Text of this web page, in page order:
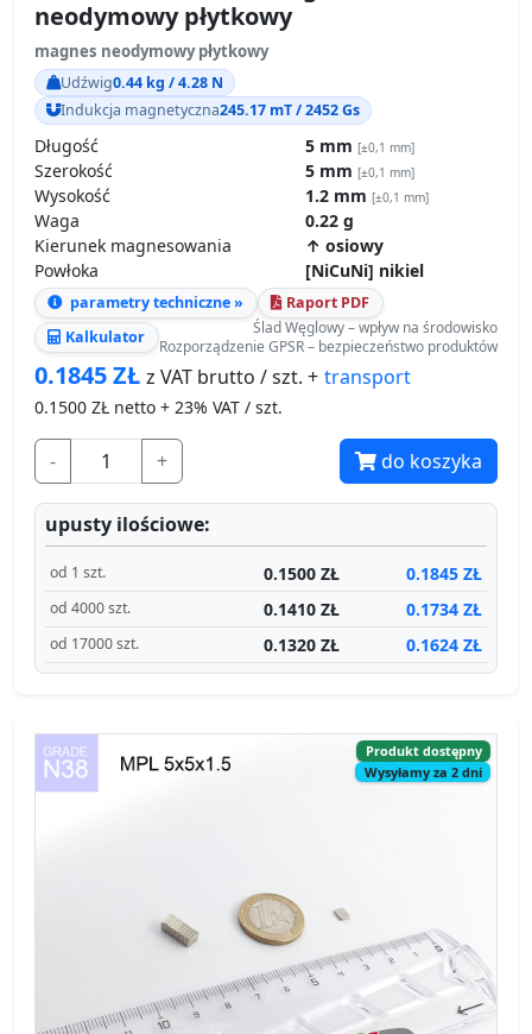
neodymowy płytkowy
magnes neodymowy płytkowy
Udźwig0.44 kg / 4.28 N
Indukcja magnetyczna245.17 mT / 2452 Gs
Długość 5 mm [±0,1 mm]
Szerokość 5 mm [±0,1 mm]
Wysokość 1.2 mm [±0,1 mm]
Waga
0.22 g
Kierunek magnesowania
↑ osiowy
Powłoka
[NiCuNi] nikiel
parametry techniczne »
Raport PDF
Kalkulator
Ślad Węglowy – wpływ na środowisko
Rozporządzenie GPSR – bezpieczeństwo produktów
0.1845ZŁ z VAT brutto / szt. + transport
0.1500 ZŁ netto + 23% VAT / szt.
- + do koszyka
upusty ilościowe:
od 1 szt. 0.1500 ZŁ 0.1845 ZŁ
od 4000 szt. 0.1410 ZŁ 0.1734 ZŁ
od 17000 szt. 0.1320 ZŁ 0.1624 ZŁ
Produkt dostępny
Wysyłamy za 2 dni